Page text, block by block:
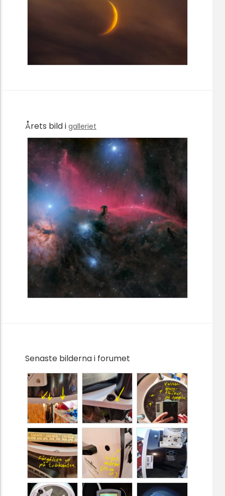
Årets bild i galleriet
Senaste bilderna i forumet